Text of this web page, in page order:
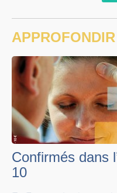
Confirmés dans
10